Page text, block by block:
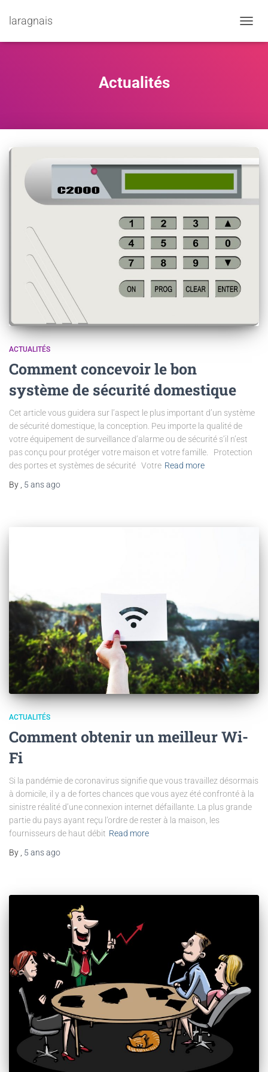
laragnais
Actualités
ACTUALITÉS
Comment concevoir le bon
système de sécurité domestique
Cet article vous guidera sur l’aspect le plus important d’un système
de sécurité domestique, la conception. Peu importe la qualité de
votre équipement de surveillance d’alarme ou de sécurité s’il n’est
pas conçu pour protéger votre maison et votre famille. Protection
des portes et systèmes de sécurité Votre Read more
By
5 ansago
ACTUALITÉS
Comment obtenir un meilleur Wi-
Fi
Si la pandémie de coronavirus signifie que vous travaillez désormais
à domicile, il y a de fortes chances que vous ayez été confronté à la
sinistre réalité d’une connexion internet défaillante. La plus grande
partie du pays ayant reçu l’ordre de rester à la maison, les
fournisseurs de haut débit Read more
By
5 ansago